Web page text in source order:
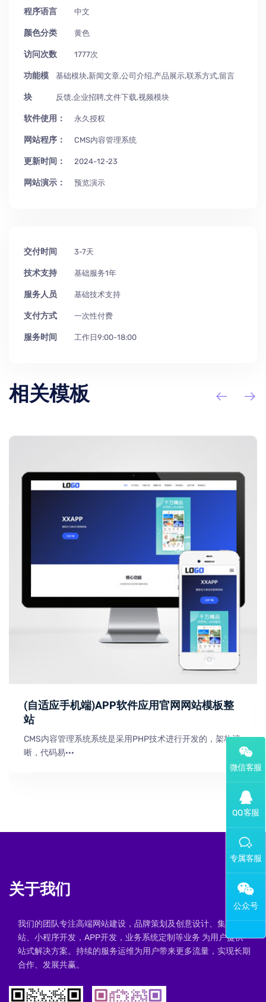
程序语言 中文
颜色分类 黄色
访问次数 1777次
功能模
块
基础模块,新闻文章,公司介绍,产品展示,联系方式,留言
反馈,企业招聘,文件下载,视频模块
软件使用： 永久授权
网站程序： CMS内容管理系统
更新时间： 2024-12-23
网站演示： 预览演示
交付时间 3-7天
技术支持 基础服务1年
服务人员 基础技术支持
支付方式 一次性付费
服务时间 工作日9:00-18:00
相关模板
(自适应手机端)APP软件应用官网网站模板整
站
CMS内容管理系统系统是采用PHP技术进行开发的，架构清
晰，代码易···
关于我们
我们的团队专注高端网站建设，品牌策划及创意设计、集群建
站、小程序开发，APP开发，业务系统定制等业务 为用户提供一
站式解决方案。持续的服务运维为用户带来更多流量，实现长期
合作、发展共赢。